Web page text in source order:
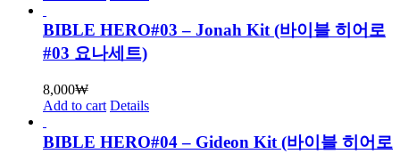
BIBLE HERO#03 – Jonah Kit (바이블 히어로
#03 요나세트)
8,000₩
Add to cart Details
BIBLE HERO#04 – Gideon Kit (바이블 히어로